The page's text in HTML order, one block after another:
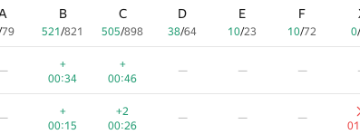
79
B
521/821
C
505/898
D
38/64
E
10/23
F
10/72 0/
—
+
00:34
+
00:46
— — —
—
+
00:15
+2
00:26
— — —